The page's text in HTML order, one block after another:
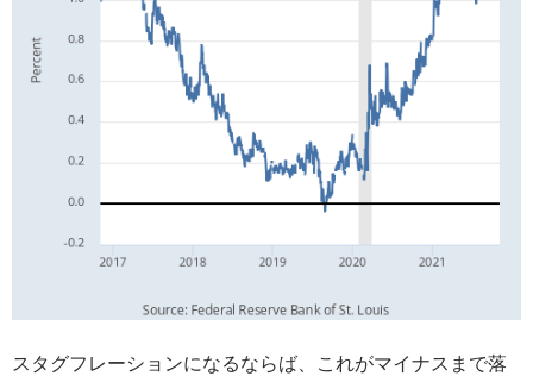
スタグフレーションになるならば、これがマイナスまで落